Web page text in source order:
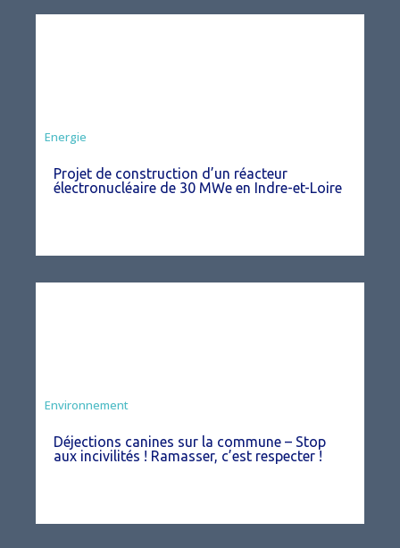
Energie
Projet de construction d’un réacteur
électronucléaire de 30 MWe en Indre-et-Loire
Environnement
Déjections canines sur la commune – Stop
aux incivilités ! Ramasser, c’est respecter !